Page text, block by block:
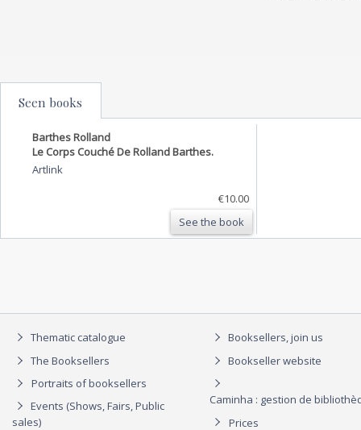
Seen books
Barthes Rolland
Le Corps Couché De Rolland Barthes.
Artlink
€10.00
See the book
Thematic catalogue
The Booksellers
Portraits of booksellers
Events (Shows, Fairs, Public
sales)
Booksellers, join us
Bookseller website
Caminha : gestion de
Prices